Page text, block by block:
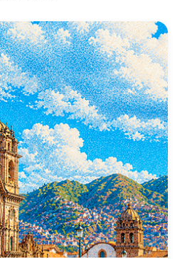
Америки развивается в
и культурных условиях, но
интерес к русскому
Авторы выпуска
русского языка на Кубе, в
и Колумбии, о работе
школ и образовательных
статьи, посвящённые
студентов,
учебных
форм популяризации
Америки» подготовлен
науки и высшего